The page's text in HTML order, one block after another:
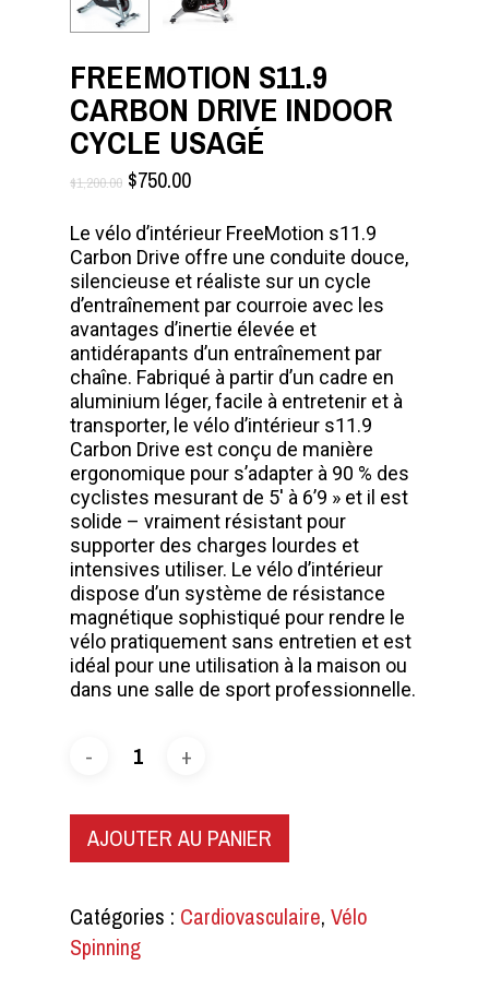
FREEMOTION S11.9
CARBON DRIVE INDOOR
CYCLE USAGÉ
$1,200.00 LE
INITIAL
ÉTAIT :
$1,200.00.
$750.00LE
ACTUEL
EST :
$750.00.
Le vélo d’intérieur FreeMotion s11.9
Carbon Drive offre une conduite douce,
silencieuse et réaliste sur un cycle
d’entraînement par courroie avec les
avantages d’inertie élevée et
antidérapants d’un entraînement par
chaîne. Fabriqué à partir d’un cadre en
aluminium léger, facile à entretenir et à
transporter, le vélo d’intérieur s11.9
Carbon Drive est conçu de manière
ergonomique pour s’adapter à 90 % des
cyclistes mesurant de 5′ à 6’9 » et il est
solide – vraiment résistant pour
supporter des charges lourdes et
intensives utiliser. Le vélo d’intérieur
dispose d’un système de résistance
magnétique sophistiqué pour rendre le
vélo pratiquement sans entretien et est
idéal pour une utilisation à la maison ou
dans une salle de sport professionnelle.
AJOUTER AU PANIER
Catégories : Cardiovasculaire, Vélo
Spinning